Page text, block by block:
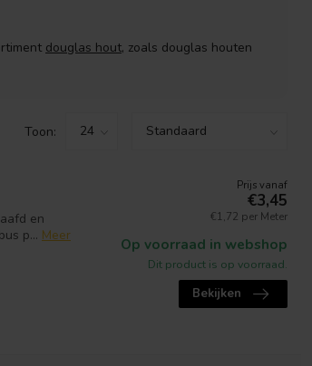
douglas hout, zoals douglas houten
Toon:
en
p... Meer
Prijs vanaf
€3,45
€1,72 per Meter
Op voorraad in webshop
Dit product is op voorraad.
Bekijken